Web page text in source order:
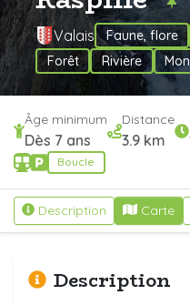
Valais Faune, flore
Forêt
Rivière
Âge minimum
Dès 7 ans
Distance
3.9 km
Boucle
Description Carte
Description